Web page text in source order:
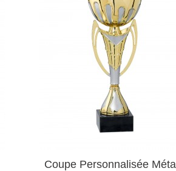
Coupe Personnalisée